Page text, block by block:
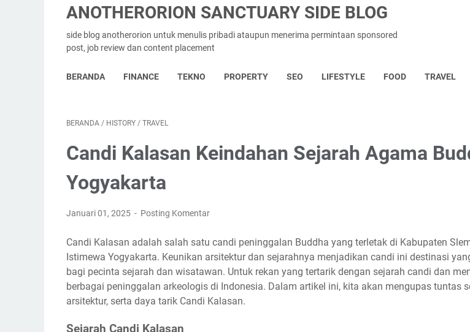
ANOTHERORION SANCTUARY SIDE BLOG
side blog anotherorion untuk menulis pribadi ataupun menerima permintaan sponsored
post, job review dan content placement
BERANDA FINANCE TEKNO PROPERTY SEO LIFESTYLE FOOD TRAVEL
BERANDA / HISTORY / TRAVEL
Candi Kalasan Keindahan Sejarah Agama
Yogyakarta
Januari 01, 2025 Posting Komentar
Candi Kalasan adalah salah satu candi peninggalan Buddha yang terletak di Kabupaten
Istimewa Yogyakarta. Keunikan arsitektur dan sejarahnya menjadikan candi ini destinasi
bagi pecinta sejarah dan wisatawan. Untuk rekan yang tertarik dengan sejarah candi dan
berbagai peninggalan arkeologis di Indonesia. Dalam artikel ini, kita akan mengupas tuntas
arsitektur, serta daya tarik Candi Kalasan.
Sejarah Candi Kalasan